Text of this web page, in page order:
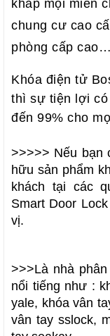
khắp mọi miền
chung cư cao
phòng cấp
Khóa điện tử
thì sự tiện lợi có
đến 99% cho
>>>>> Nếu bạn
hữu sản phẩm
khách tại các
Smart Door Lock
vị.
>>>Là nhà
nổi tiếng như :
yale, khóa vân
vân tay sslock,